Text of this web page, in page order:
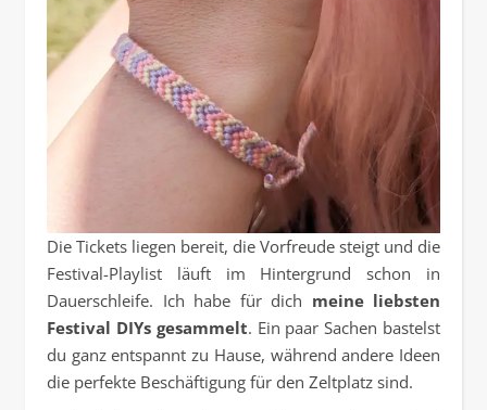
Die Tickets liegen bereit, die Vorfreude steigt und die
Festival-Playlist läuft im Hintergrund schon in
Dauerschleife. Ich habe für dich meine liebsten
Festival DIYs gesammelt. Ein paar Sachen bastelst
du ganz entspannt zu Hause, während andere Ideen
die perfekte Beschäftigung für den Zeltplatz sind.